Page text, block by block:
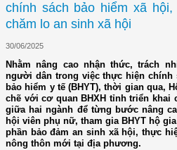
chính sách bảo hiểm xã
chăm lo an sinh xã hội
30/06/2025
Nhằm nâng cao nhận thức, trách
người dân trong việc thực hiện chính
bảo hiểm y tế (BHYT), thời gian qua,
chẽ với cơ quan BHXH tỉnh triển khai
giữa hai ngành để từng bước nâng
hội viên phụ nữ, tham gia BHYT hộ
phần bảo đảm an sinh xã hội, thực
nông thôn mới tại địa phương.